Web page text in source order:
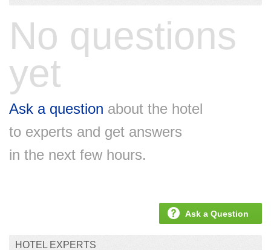
No questions
yet
Ask a question about the hotel
to experts and get answers
in the next few hours.
Ask a Question
HOTEL EXPERTS